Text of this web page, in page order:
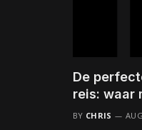
De
reis: waar
BY CHRIS